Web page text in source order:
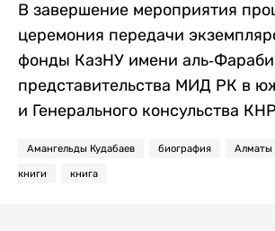
В завершение мероприятия
церемония передачи
фонды КазНУ имени аль-
представительства МИД РК в
и Генерального консульства
Амангельды Кудабаев биография Алматы
книги книга